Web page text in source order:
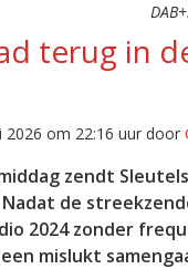
terug in
2026 om 22:16 uur door
zendt
de
2024 zonder
mislukt